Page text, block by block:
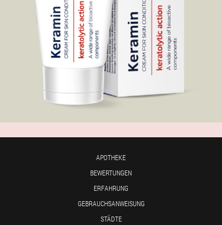
APOTHEKE
BEWERTUNGEN
ERFAHRUNG
GEBRAUCHSANWEISUNG
STÄDTE